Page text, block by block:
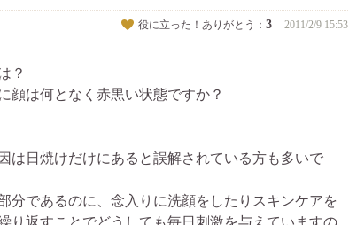
役に立った！ありがとう： 3 2011/2/9 15:53
？
顔は何となく赤黒い状態ですか？
は日焼けだけにあると誤解されている方も多いで
分であるのに、念入りに洗顔をしたりスキンケアを
り返すことでどうしても毎日刺激を与えていますの